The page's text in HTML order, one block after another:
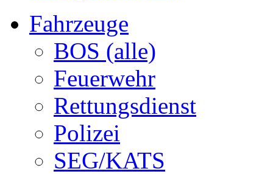
Fahrzeuge
BOS (alle)
Feuerwehr
Rettungsdienst
Polizei
SEG/KATS